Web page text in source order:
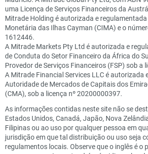
uma Licença de Serviços Financeiros da
Mitrade Holding é autorizada e
Monetária das Ilhas Cayman (CIMA) e o
1612446.
A Mitrade Markets Pty Ltd é autorizada e
de Conduta do Setor Financeiro da África do
Provedor de Serviços Financeiros (FSP) sob a
A Mitrade Financial Services LLC é autorizada
Autoridade de Mercados de Capitais dos
(CMA), sob a licença nº 20200000397.
As informações contidas neste site não se
Estados Unidos, Canadá, Japão, Nova
Filipinas ou ao uso por qualquer pessoa em
jurisdição em que tal distribuição ou uso seja
regulamentos locais. Observe que o inglês é o